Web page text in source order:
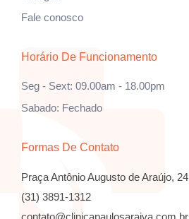
Fale conosco
Horário De Funcionamento
Seg - Sext: 09.00am - 18.00pm
Sabado: Fechado
Formas De Contato
Praça Antônio Augusto de Araújo, 24
(31) 3891-1312
contato@clinicapaulosaraiva.com.br